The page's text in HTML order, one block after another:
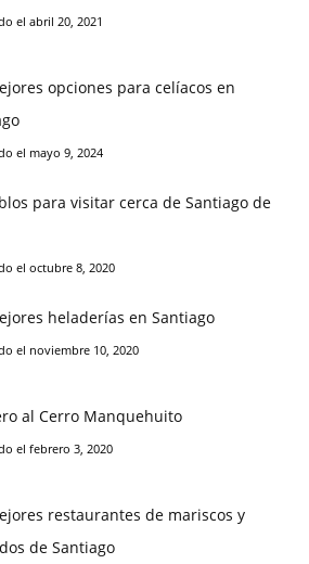
el abril 20, 2021
opciones para celíacos en
el mayo 9, 2024
para visitar cerca de Santiago de
el octubre 8, 2020
heladerías en Santiago
el noviembre 10, 2020
al Cerro Manquehuito
el febrero 3, 2020
restaurantes de mariscos y
de Santiago